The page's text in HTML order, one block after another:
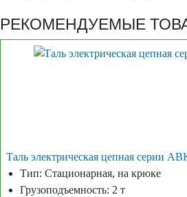
РЕКОМЕНДУЕМЫЕ
Таль электрическая цепная серии
Тип: Стационарная, на крюке
Грузоподъемность: 2 т